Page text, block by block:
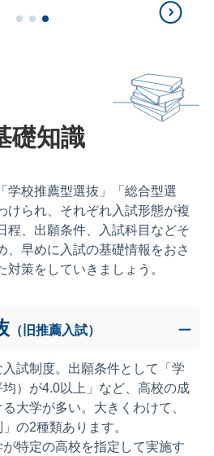
礎知識
学校推薦型選抜」「総合型選
けられ、それぞれ入試形態が複
程、出願条件、入試科目などそ
、早めに入試の基礎情報をおさ
対策をしていきましょう。
（旧推薦入試）
試制度。出願条件として「学
）が4.0以上」など、高校の成
大学が多い。大きくわけて、
の2種類あります。
が特定の高校を指定して実施す